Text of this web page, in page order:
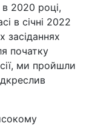
2020 році,
в січні 2022
засіданнях
початку
ми пройшли